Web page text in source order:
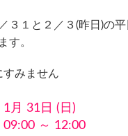
３１と２／３(昨日)の
す。
すみません
月 31日 (日)
～ 12:00